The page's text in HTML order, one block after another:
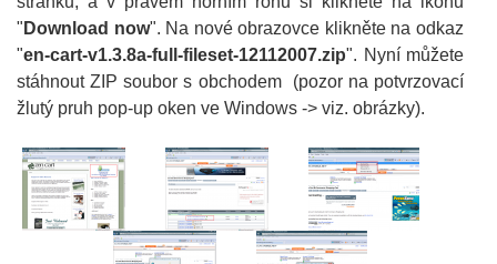
" Download now". Na nové obrazovce klikněte na odkaz
"en-cart-v1.3.8a-full-fileset-12112007.zip". Nyní můžete
stáhnout ZIP soubor s obchodem (pozor na potvrzovací
žlutý pruh pop-up oken ve Windows -> viz. obrázky).